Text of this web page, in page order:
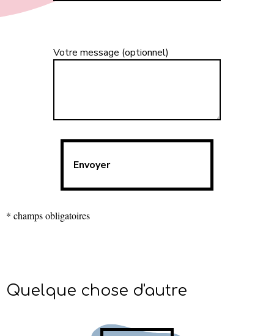
Votre message (optionnel)
* champs obligatoires
Quelque chose d'autre